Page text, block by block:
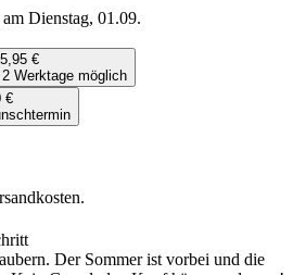
Dienstag, 01.09.
5,95 €
Werktage möglich
€
Der Sommer ist vorbei und die